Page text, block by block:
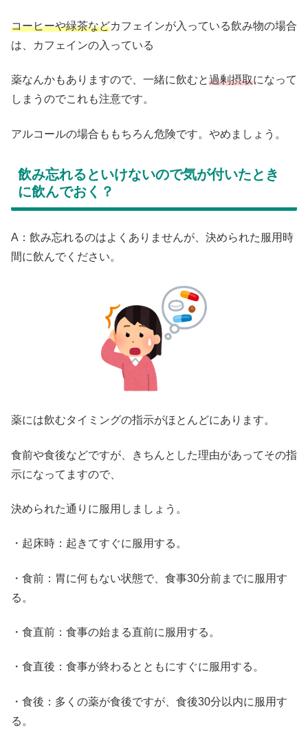
コーヒーや緑茶などカフェインが入っている飲み物の場合
は、カフェインの入っている
薬なんかもありますので、一緒に飲むと過剰摂取になって
しまうのでこれも注意です。
アルコールの場合ももちろん危険です。やめましょう。
飲み忘れるといけないので気が付いたとき
に飲んでおく？
A：飲み忘れるのはよくありませんが、決められた服用時
間に飲んでください。
薬には飲むタイミングの指示がほとんどにあります。
食前や食後などですが、きちんとした理由があってその指
示になってますので、
決められた通りに服用しましょう。
・起床時：起きてすぐに服用する。
・食前：胃に何もない状態で、食事30分前までに服用す
る。
・食直前：食事の始まる直前に服用する。
・食直後：食事が終わるとともにすぐに服用する。
・食後：多くの薬が食後ですが、食後30分以内に服用す
る。